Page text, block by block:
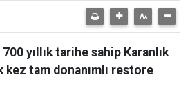
yıllık tarihe sahip Karanlık
tam donanımlı restore